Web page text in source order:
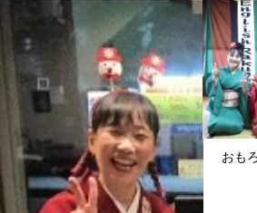
おも